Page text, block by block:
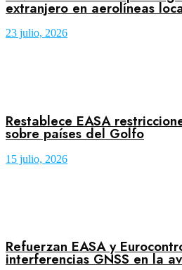
extranjero en aerolíneas
23 julio, 2026
Restablece EASA
sobre países del Golfo
15 julio, 2026
Refuerzan EASA y
interferencias GNSS en la